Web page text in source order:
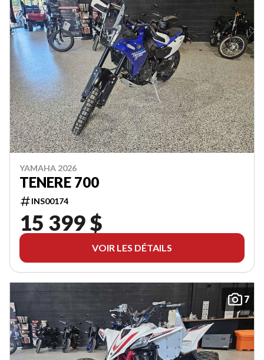
YAMAHA 2026
TENERE 700
INS00174
15 399 $
VOIR LES DÉTAILS
7